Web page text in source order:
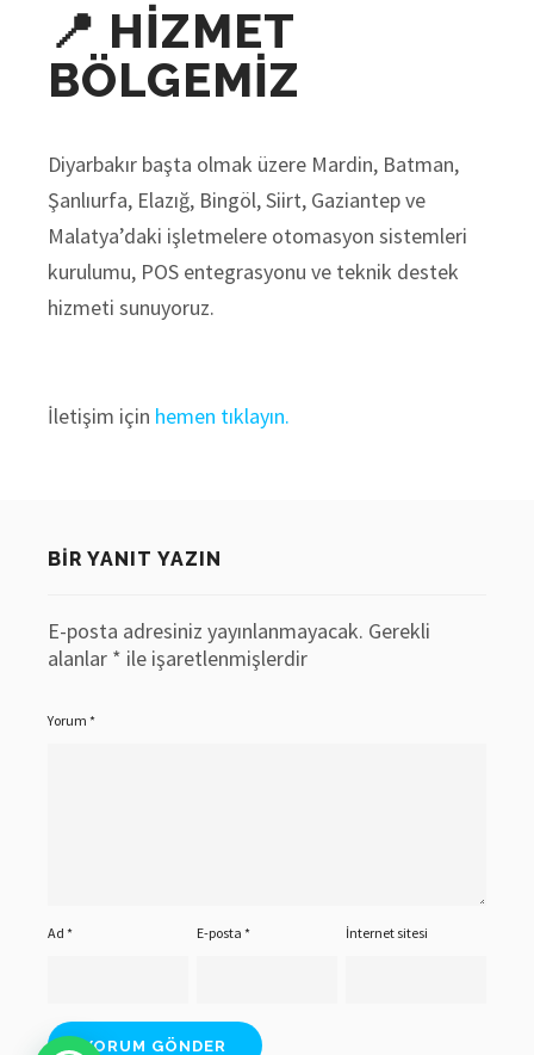
📍 HIZMET
BÖLGEMIZ
Diyarbakır başta olmak üzere Mardin, Batman,
Şanlıurfa, Elazığ, Bingöl, Siirt, Gaziantep ve
Malatya’daki işletmelere otomasyon sistemleri
kurulumu, POS entegrasyonu ve teknik destek
hizmeti sunuyoruz.
İletişim için hemen tıklayın.
BIR YANIT YAZIN
E-posta adresiniz yayınlanmayacak. Gerekli
alanlar * ile işaretlenmişlerdir
Yorum *
Ad * E-posta* İnternet sitesi